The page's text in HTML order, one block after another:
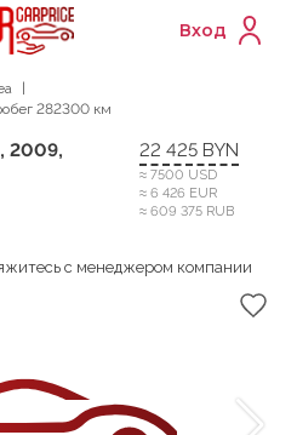
Вход
282300 км
2009,
22 425 BYN
≈ 7500 USD
≈ 6 426 EUR
≈ 609 375 RUB
с менеджером компании